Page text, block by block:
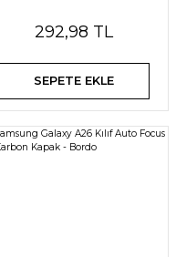
292,98 TL
SEPETE EKLE